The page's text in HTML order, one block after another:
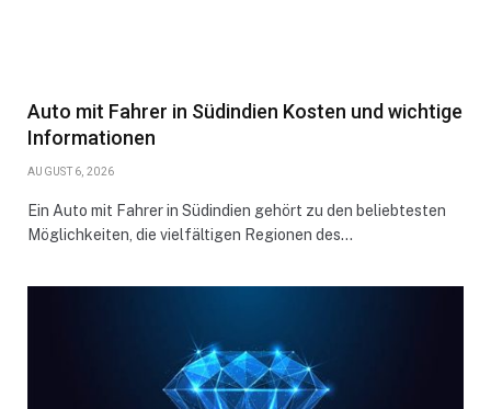
Auto mit Fahrer in Südindien Kosten und wichtige
Informationen
AUGUST 6, 2026
Ein Auto mit Fahrer in Südindien gehört zu den beliebtesten
Möglichkeiten, die vielfältigen Regionen des…